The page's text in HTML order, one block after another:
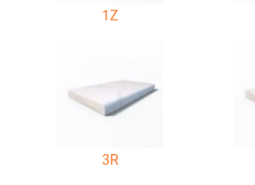
1Z
3R